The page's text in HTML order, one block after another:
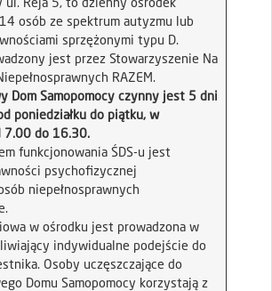
ul. Reja 5, to dzienny ośrodek
osób ze spektrum autyzmu lub
sprzężonymi typu D.
jest przez Stowarzyszenie Na
RAZEM.
Dom Samopomocy czynny jest 5 dni
poniedziałku do piątku, w
7.00 do 16.30.
funkcjonowania ŚDS-u jest
psychofizycznej
niepełnosprawnych
w ośrodku jest prowadzona w
indywidualne podejście do
Osoby uczęszczające do
Domu Samopomocy korzystają z